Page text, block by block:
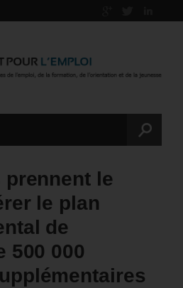
prennent le
le plan
de
500 000